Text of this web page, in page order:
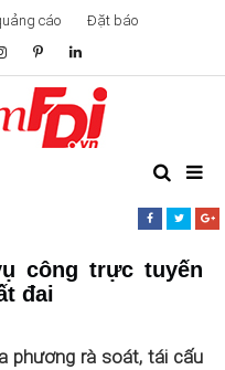
cáo Đặt báo
công trực tuyến
đai
phương rà soát, tái cấu